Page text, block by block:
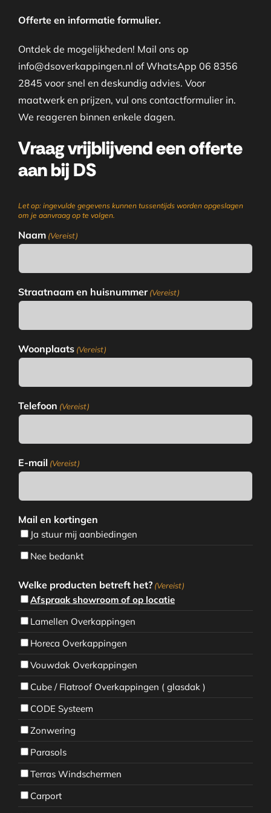
Offerte en informatie formulier.
Ontdek de mogelijkheden! Mail ons op
info@dsoverkappingen.nl of WhatsApp 06 8356
2845 voor snel en deskundig advies. Voor
maatwerk en prijzen, vul ons contactformulier in.
We reageren binnen enkele dagen.
Vraag vrijblijvend een offerte
aan bij DS
Let op: ingevulde gegevens kunnen tussentijds worden opgeslagen
om je aanvraag op te volgen.
Naam (Vereist)
Straatnaam en huisnummer (Vereist)
Woonplaats (Vereist)
Telefoon (Vereist)
E-mail (Vereist)
Mail en kortingen
Ja stuur mij aanbiedingen
Nee bedankt
Welke producten betreft het? (Vereist)
Afspraak showroom of op locatie
Lamellen Overkappingen
Horeca Overkappingen
Vouwdak Overkappingen
Cube / Flatroof Overkappingen ( glasdak )
CODE Systeem
Zonwering
Parasols
Terras Windschermen
Carport